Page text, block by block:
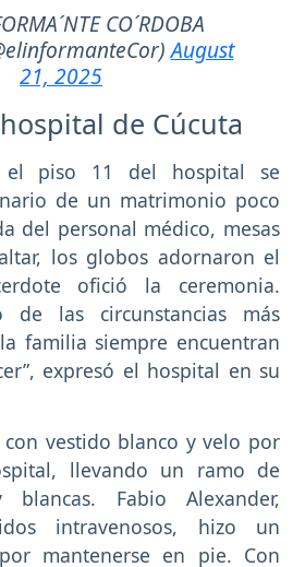
CO´RDOBA
August
21, 2025
de Cúcuta
piso 11 del hospital se
de un matrimonio poco
del personal médico, mesas
los globos adornaron el
ofició la ceremonia.
de las circunstancias más
familia siempre encuentran
expresó el hospital en su
vestido blanco y velo por
llevando un ramo de
Fabio Alexander,
intravenosos, hizo un
mantenerse en pie. Con